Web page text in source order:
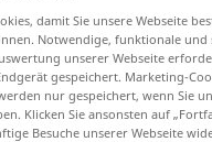
Aufbau, Bau
Weitere
damit Sie unsere Webseite
Notwendige, funktionale und
unserer Webseite
gespeichert. Marketing-
nur gespeichert, wenn Sie
Klicken Sie ansonsten auf
Besuche unserer Webseite